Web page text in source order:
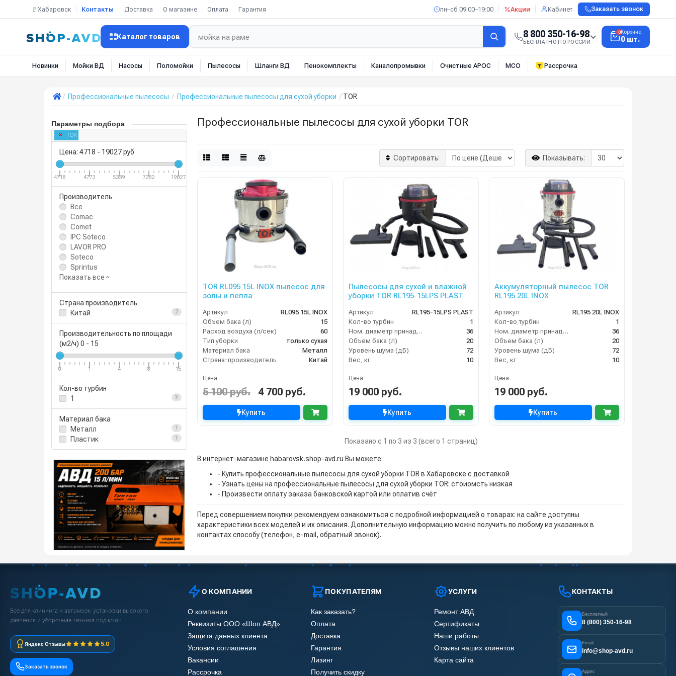
🚩Хабаровск Контакты Доставка О магазине Оплата Гарантия пн–сб 09:00–19:00 Акции Кабинет Заказать звонок
Каталог товаров 8 800 350-16-98
БЕСПЛАТНО ПО РОССИИ
0Корзина
0 шт.
Новинки Мойки ВД Насосы Поломойки Пылесосы Шланги ВД Пенокомплекты Каналопромывки Очистные АРОС МСО Рассрочка
Профессиональные пылесосы Профессиональные пылесосы для сухой уборки TOR
Параметры подбора
TOR
Цена: 4718 - 19027руб
4718 4773 5339 7282 19027
Производитель
Все
Comac
Comet
IPC Soteco
LAVOR PRO
Soteco
Sprintus
Показать все
Страна производитель
Китай
2
Производительность по площади
(м2/ч) 0 - 15
0 1 4 8 15
Кол-во турбин
1
3
Материал бака
Металл
1
Пластик 1
Профессиональные пылесосы для сухой уборки TOR
Сортировать: Показывать:
TOR RL095 15L INOX пылесос для
золы и пепла
Артикул
RL095 15L INOX
Объем бака (л)
15
Расход воздуха (л/сек)
60
Тип уборки
только сухая
Материал бака
Металл
Страна-производитель
Китай
Цена
5 100 руб. 4 700 руб.
Купить
Пылесосы для сухой и влажной
уборки TOR RL195-15LPS PLAST
Артикул
RL195-15LPS PLAST
Кол-во турбин
1
Ном. диаметр принадлежностей
36
Объем бака (л)
20
Уровень шума (дБ)
72
Вес, кг
10
Цена
19 000 руб.
Купить
Аккумуляторный пылесос TOR
RL195 20L INOX
Артикул
RL195 20L INOX
Кол-во турбин
1
Ном. диаметр принадлежностей
36
Объем бака (л)
20
Уровень шума (дБ)
72
Вес, кг
10
Цена
19 000 руб.
Купить
Показано с 1 по 3 из 3 (всего 1 страниц)
В интернет-магазине habarovsk.shop-avd.ru Вы можете:
- Купить профессиональные пылесосы для сухой уборки TOR в Хабаровске с доставкой
- Узнать цены на профессиональные пылесосы для сухой уборки TOR: стоиомсть низкая
- Произвести оплату заказа банковской картой или оплатив счёт
Перед совершением покупки рекомендуем ознакомиться с подробной информацией о товарах: на сайте доступны
характеристики всех моделей и их описания. Дополнительную информацию можно получить по любому из указанных в
контактах способу (телефон, e-mail, обратный звонок).
Всё для клининга и автомоек: установки высокого
давления и уборочная техника под ключ.
Яндекс Отзывы 5.0
Заказать звонок
О КОМПАНИИ
О компании
Реквизиты ООО «Шоп АВД»
Защита данных клиента
Условия соглашения
Вакансии
Рассрочка
ПОКУПАТЕЛЯМ
Как заказать?
Оплата
Доставка
Гарантия
Лизинг
Получить скидку
УСЛУГИ
Ремонт АВД
Сертификаты
Наши работы
Отзывы наших клиентов
Карта сайта
КОНТАКТЫ
Бесплатный
8 (800) 350-16-98
Email
info@shop-avd.ru
Адрес